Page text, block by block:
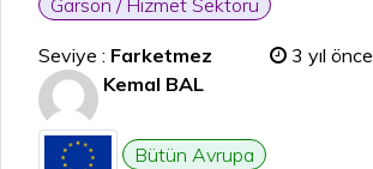
Seviye : Farketmez
3 yıl önce
Kemal BAL
Bütün Avrupa